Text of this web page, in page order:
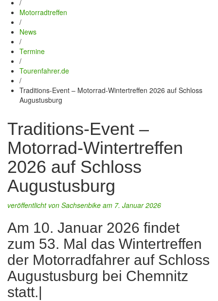
/
Motorradtreffen
/
News
/
Termine
/
Tourenfahrer.de
/
Traditions-Event – Motorrad-Wintertreffen 2026 auf Schloss
Augustusburg
Traditions-Event –
Motorrad-Wintertreffen
2026 auf Schloss
Augustusburg
veröffentlicht von Sachsenbike am 7. Januar 2026
Am 10. Januar 2026 findet
zum 53. Mal das Wintertreffen
der Motorradfahrer auf Schloss
Augustusburg bei Chemnitz
statt.|